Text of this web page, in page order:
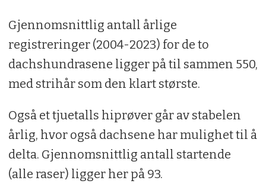
Gjennomsnittlig antall årlige
registreringer (2004-2023) for de to
dachshundrasene ligger på til sammen 550,
med strihår som den klart største.
Også et tjuetalls hiprøver går av stabelen
årlig, hvor også dachsene har mulighet til å
delta. Gjennomsnittlig antall startende
(alle raser) ligger her på 93.